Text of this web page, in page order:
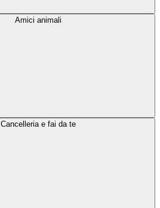
Amici animali
Cancelleria e fai da te